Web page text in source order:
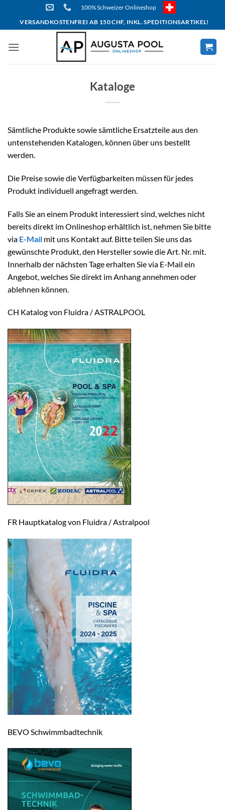
content
100% Schweizer Onlineshop
VERSANDKOSTENFREI AB 150 CHF, INKL. SPEDITIONSARTIKEL!
Kataloge
Sämtliche Produkte sowie sämtliche Ersatzteile aus den
untenstehenden Katalogen, können über uns bestellt
werden.
Die Preise sowie die Verfügbarkeiten müssen für jedes
Produkt individuell angefragt werden.
Falls Sie an einem Produkt interessiert sind, welches nicht
bereits direkt im Onlineshop erhältlich ist, nehmen Sie bitte
via E-Mail mit uns Kontakt auf. Bitte teilen Sie uns das
gewünschte Produkt, den Hersteller sowie die Art. Nr. mit.
Innerhalb der nächsten Tage erhalten Sie via E-Mail ein
Angebot, welches Sie direkt im Anhang annehmen oder
ablehnen können.
CH Katalog von Fluidra / ASTRALPOOL
FR Hauptkatalog von Fluidra / Astralpool
BEVO Schwimmbadtechnik